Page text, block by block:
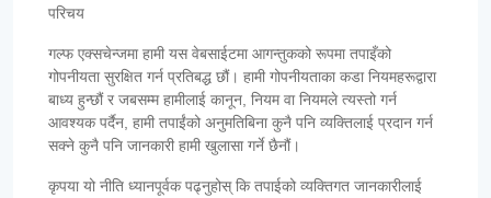
परिचय
गल्फ एक्सचेन्जमा हामी यस वेबसाईटमा आगन्तुकको रूपमा तपाइँको
गोपनीयता सुरक्षित गर्न प्रतिबद्ध छौं। हामी गोपनीयताका कडा नियमहरूद्वारा
बाध्य हुन्छौं र जबसम्म हामीलाई कानून, नियम वा नियमले त्यस्तो गर्न
आवश्यक पर्दैन, हामी तपाईंको अनुमतिबिना कुनै पनि व्यक्तिलाई प्रदान गर्न
सक्ने कुनै पनि जानकारी हामी खुलासा गर्ने छैनौं।
कृपया यो नीति ध्यानपूर्वक पढ्नुहोस् कि तपाईको व्यक्तिगत जानकारीलाई